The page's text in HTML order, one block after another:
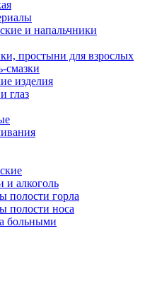
и напальчники
простыни для взрослых
смазки
изделия
глаз
и алкоголь
полости горла
полости носа
больными